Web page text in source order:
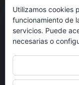
©
| Derechos
Utilizamos cookies
funcionamiento de
servicios. Puede
necesarias o